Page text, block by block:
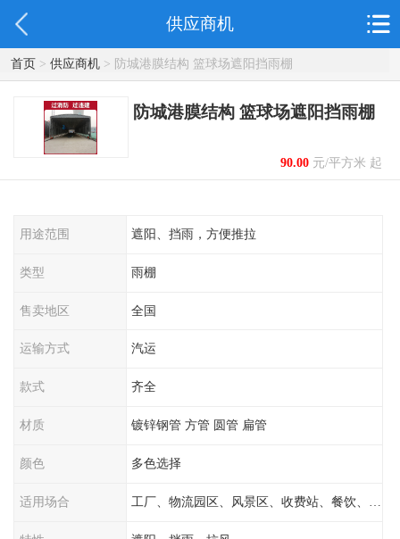
供应商机
首页> 供应商机> 防城港膜结构 篮球场遮阳挡雨棚
防城港膜结构 篮球场遮阳挡雨棚
90.00元/平方米 起
用途范围 遮阳、挡雨，方便推拉
类型 雨棚
售卖地区 全国
运输方式 汽运
款式 齐全
材质 镀锌钢管 方管 圆管 扁管
颜色 多色选择
适用场合